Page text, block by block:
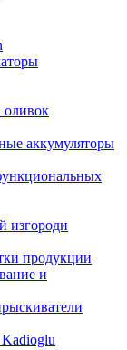
оливок
аккумуляторы
изгороди
продукции
и